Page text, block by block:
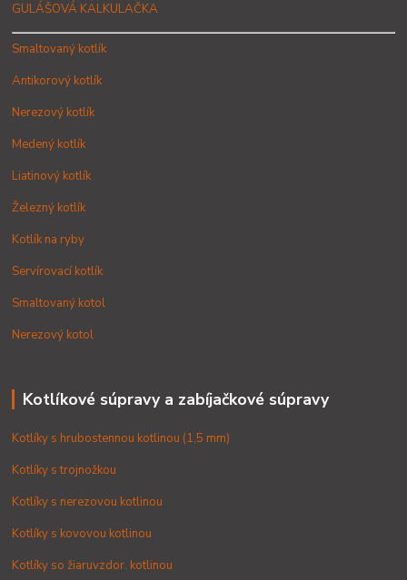
GULÁŠOVÁ KALKULAČKA
Smaltovaný kotlík
Antikorový kotlík
Nerezový kotlík
Medený kotlík
Liatinový kotlík
Železný kotlík
Kotlík na ryby
Servírovací kotlík
Smaltovaný kotol
Nerezový kotol
Kotlíkové súpravy a zabíjačkové súpravy
Kotlíky s hrubostennou kotlinou (1,5 mm)
Kotlíky s trojnožkou
Kotlíky s nerezovou kotlinou
Kotlíky s kovovou kotlinou
Kotlíky so žiaruvzdor. kotlinou